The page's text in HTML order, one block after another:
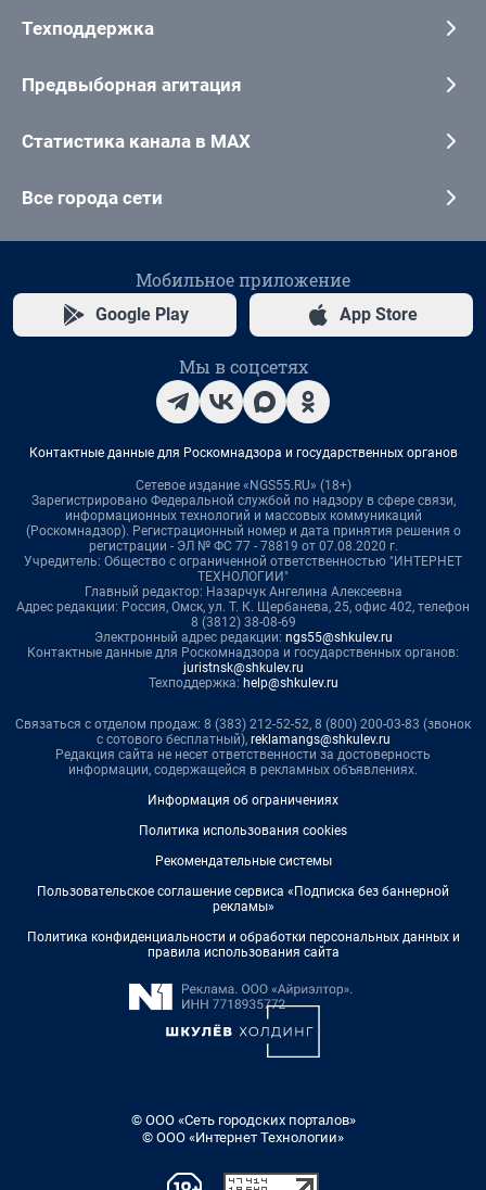
Техподдержка
Предвыборная агитация
Статистика канала в MAX
Все города сети
Мобильное приложение
Google Play App Store
Мы в соцсетях
Контактные данные для Роскомнадзора и государственных органов
Сетевое издание «NGS55.RU» (18+)
Зарегистрировано Федеральной службой по надзору в сфере связи,
информационных технологий и массовых коммуникаций
(Роскомнадзор). Регистрационный номер и дата принятия решения о
регистрации - ЭЛ № ФС 77 - 78819 от 07.08.2020 г.
Учредитель: Общество с ограниченной ответственностью "ИНТЕРНЕТ
ТЕХНОЛОГИИ"
Главный редактор: Назарчук Ангелина Алексеевна
Адрес редакции: Россия, Омск, ул. Т. К. Щербанева, 25, офис 402, телефон
8 (3812) 38-08-69
Электронный адрес редакции: ngs55@shkulev.ru
Контактные данные для Роскомнадзора и государственных органов:
juristnsk@shkulev.ru
Техподдержка: help@shkulev.ru
Связаться с отделом продаж: 8 (383) 212-52-52, 8 (800) 200-03-83 (звонок
с сотового бесплатный), reklamangs@shkulev.ru
Редакция сайта не несет ответственности за достоверность
информации, содержащейся в рекламных объявлениях.
Информация об ограничениях
Политика использования cookies
Рекомендательные системы
Пользовательское соглашение сервиса «Подписка без баннерной
рекламы»
Политика конфиденциальности и обработки персональных данных и
правила использования сайта
© ООО «Сеть городских порталов»
© ООО «Интернет Технологии»